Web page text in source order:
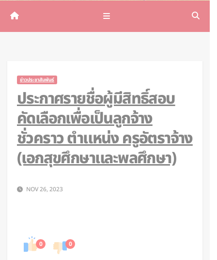
ข่าวประชาสัมพันธ์
ประกาศรายชื่อผู้มีสิทธิ์สอบ
คัดเลือกเพื่อเป็นลูกจ้าง
ชั่วคราว ตำแหน่ง ครูอัตราจ้าง
(เอกสุขศึกษาและพลศึกษา)
NOV 26, 2023
0 0